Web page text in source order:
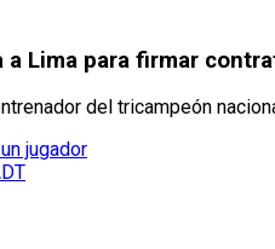
Lima para firmar
del tricampeón
jugador